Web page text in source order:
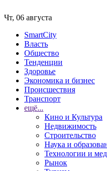
Чт, 06 августа
SmartCity
Власть
Общество
Тенденции
Здоровье
Экономика и бизнес
Происшествия
Транспорт
ещё...
Кино и Культура
Недвижимость
Строительство
Наука и
Технологии и
Рынок